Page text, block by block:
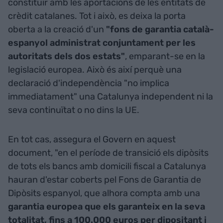
constituir amb les aportacions de les entitats de
crèdit catalanes. Tot i això, es deixa la porta
oberta a la creació d'un "fons de garantia català-
espanyol administrat conjuntament per les
autoritats dels dos estats", emparant-se en la
legislació europea. Això és així perquè una
declaració d'independència "no implica
immediatament" una Catalunya independent ni la
seva continuïtat o no dins la UE.
En tot cas, assegura el Govern en aquest
document, "en el període de transició els dipòsits
de tots els bancs amb domicili fiscal a Catalunya
hauran d'estar coberts pel Fons de Garantia de
Dipòsits espanyol, que alhora compta amb una
garantia europea que els garanteix en la seva
totalitat, fins a 100.000 euros per dipositant i